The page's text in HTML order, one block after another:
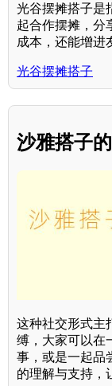
光谷摆摊搭子是
起合作摆摊，分
成本，还能增进
光谷摆摊搭子
沙雅搭子
这种社交形式主
缚，大家可以在
事，或是一起品
的理解与支持，